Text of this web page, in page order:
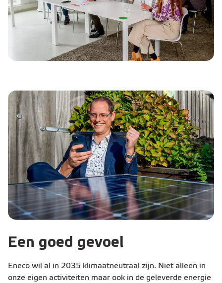
Een goed gevoel
Eneco wil al in 2035 klimaatneutraal zijn. Niet alleen in
onze eigen activiteiten maar ook in de geleverde energie